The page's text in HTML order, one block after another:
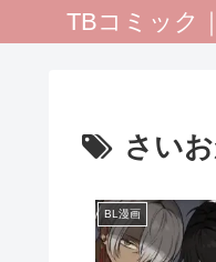
TBコミック
さい
BL漫画